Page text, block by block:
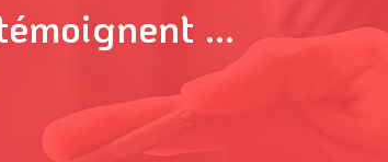
...